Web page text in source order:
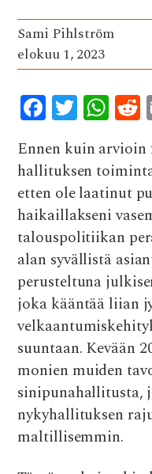
Sami Pihlström
elokuu 1, 2023
F
ac
e
b
o
o
k
T
w
it
te
r
W
h
at
s
A
p
p
t
Ennen kuin arvioin
hallituksen
etten ole laatinut
haikaillakseni
talouspolitiikan
alan syvällistä
perusteltuna
joka kääntää liian
suuntaan. Kevään
monien muiden
sinipunahallitusta,
nykyhallituksen
maltillisemmin.